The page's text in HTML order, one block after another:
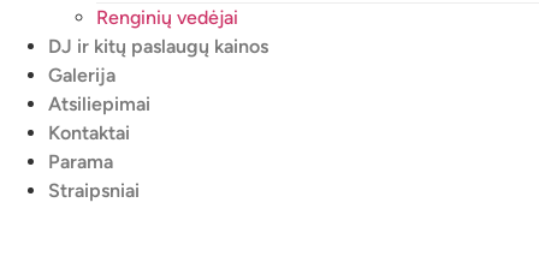
Renginių vedėjai
DJ ir kitų paslaugų kainos
Galerija
Atsiliepimai
Kontaktai
Parama
Straipsniai